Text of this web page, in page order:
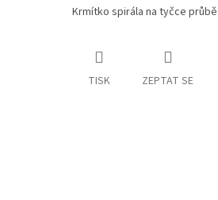
Krmítko spirála na tyčce
TISK ZEPTAT SE